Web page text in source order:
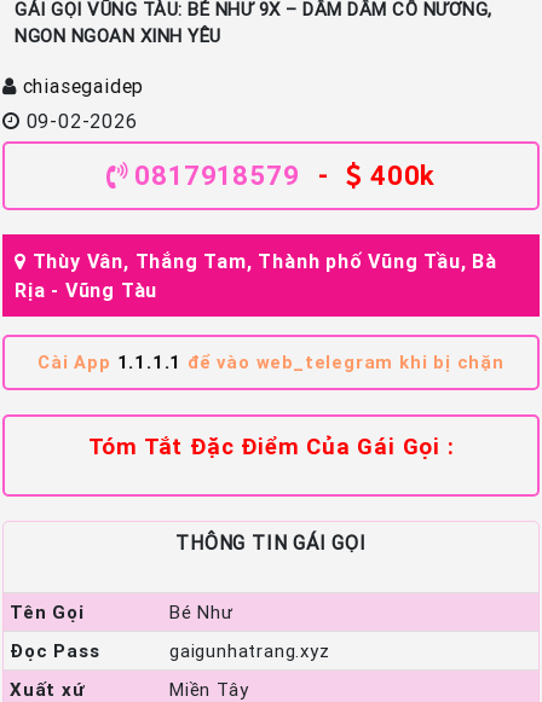
GÁI GỌI VŨNG TÀU: BÉ NHƯ 9X – DÂM DÂM CÔ NƯƠNG,
NGON NGOAN XINH YÊU
chiasegaidep
09-02-2026
0817918579 - 400k
Thùy Vân, Thắng Tam, Thành phố Vũng Tầu, Bà
Rịa - Vũng Tàu
Cài App 1.1.1.1 để vào web_telegram khi bị chặn
Tóm Tắt Đặc Điểm Của Gái Gọi :
THÔNG TIN GÁI GỌI
Tên Gọi
Bé Như
Đọc Pass
gaigunhatrang.xyz
Xuất xứ
Miền Tây